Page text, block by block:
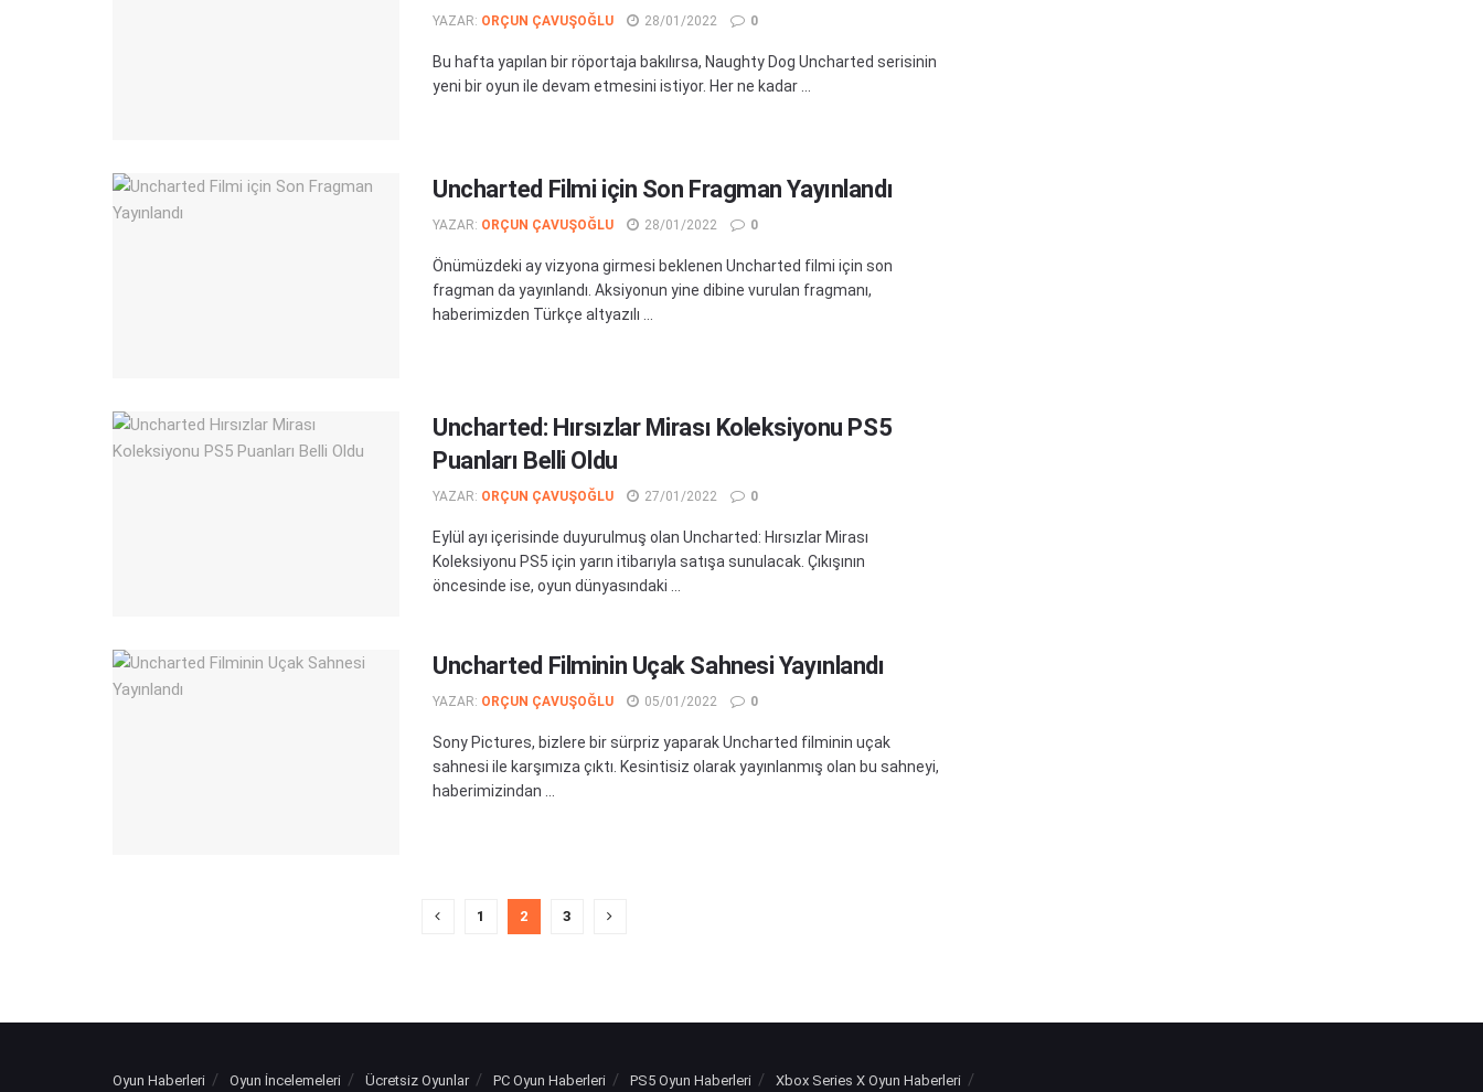
YAZAR: ORÇUN ÇAVUŞOĞLU 28/01/2022 0
Bu hafta yapılan bir röportaja bakılırsa, Naughty Dog Uncharted serisinin
yeni bir oyun ile devam etmesini istiyor. Her ne kadar ...
Uncharted Filmi için Son Fragman Yayınlandı
YAZAR: ORÇUN ÇAVUŞOĞLU 28/01/2022 0
Önümüzdeki ay vizyona girmesi beklenen Uncharted filmi için son
fragman da yayınlandı. Aksiyonun yine dibine vurulan fragmanı,
haberimizden Türkçe altyazılı ...
Uncharted: Hırsızlar Mirası Koleksiyonu PS5
Puanları Belli Oldu
YAZAR: ORÇUN ÇAVUŞOĞLU 27/01/2022 0
Eylül ayı içerisinde duyurulmuş olan Uncharted: Hırsızlar Mirası
Koleksiyonu PS5 için yarın itibarıyla satışa sunulacak. Çıkışının
öncesinde ise, oyun dünyasındaki ...
Uncharted Filminin Uçak Sahnesi Yayınlandı
YAZAR: ORÇUN ÇAVUŞOĞLU 05/01/2022 0
Sony Pictures, bizlere bir sürpriz yaparak Uncharted filminin uçak
sahnesi ile karşımıza çıktı. Kesintisiz olarak yayınlanmış olan bu sahneyi,
haberimizindan ...
1 2 3
Oyun Haberleri Oyun İncelemeleri Ücretsiz Oyunlar PC Oyun Haberleri PS5 Oyun Haberleri Xbox Series X Oyun Haberleri